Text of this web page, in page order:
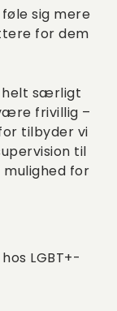
sig mere
for dem
helt særligt
frivillig –
tilbyder vi
til
mulighed for
LGBT+-